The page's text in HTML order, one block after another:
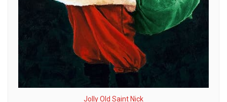
Jolly Old Saint Nick